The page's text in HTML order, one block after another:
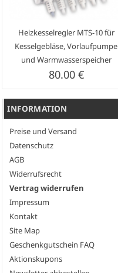
Heizkesselregler MTS-10 für
Kesselgebläse, Vorlaufpumpe
und Warmwasserspeicher
80.00 €
INFORMATION
Preise und Versand
Datenschutz
AGB
Widerrufsrecht
Vertrag widerrufen
Impressum
Kontakt
Site Map
Geschenkgutschein FAQ
Aktionskupons